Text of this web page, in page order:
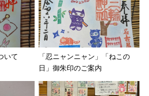
いて
「忍ニャンニャン」「ねこの
日」御朱印のご案内